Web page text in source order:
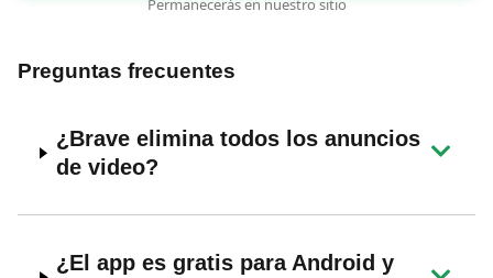
Permanecerás en nuestro sitio
Preguntas frecuentes
¿Brave elimina todos los anuncios
de video?
¿El app es gratis para Android y